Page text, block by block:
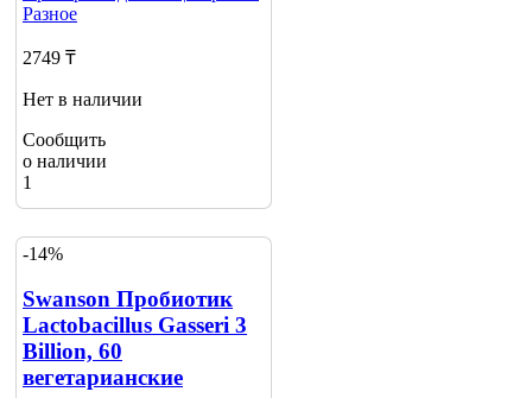
Разное
2749 ₸
Нет в наличии
Сообщить
о наличии
1
-14%
Swanson Пробиотик
Lactobacillus Gasseri 3
Billion, 60
вегетарианские